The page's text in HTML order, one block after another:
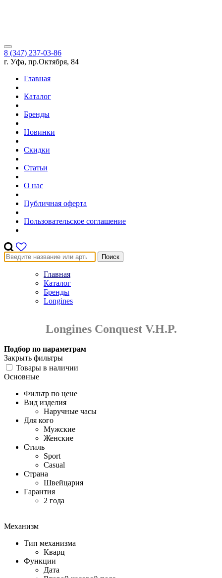
8 (347) 237-03-86
г. Уфа, пр.Октября, 84
Главная
Каталог
Бренды
Новинки
Скидки
Статьи
О нас
Публичная оферта
Пользовательское соглашение
Поиск
Главная
Каталог
Бренды
Longines
Longines Conquest V.H.P.
Подбор по параметрам
Закрыть фильтры
Товары в наличии
Основные
Фильтр по цене
Вид изделия
Наручные часы
Для кого
Мужские
Женские
Стиль
Sport
Casual
Страна
Швейцария
Гарантия
2 года
Механизм
Тип механизма
Кварц
Функции
Дата